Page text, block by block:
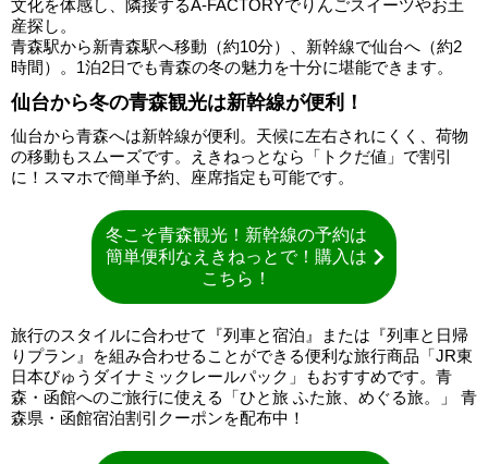
文化を体感し、隣接するA-FACTORYでりんごスイーツやお土
産探し。
青森駅から新青森駅へ移動（約10分）、新幹線で仙台へ（約2
時間）。1泊2日でも青森の冬の魅力を十分に堪能できます。
仙台から冬の青森観光は新幹線が便利！
仙台から青森へは新幹線が便利。天候に左右されにくく、荷物
の移動もスムーズです。えきねっとなら「トクだ値」で割引
に！スマホで簡単予約、座席指定も可能です。
冬こそ青森観光！新幹線の予約は
簡単便利なえきねっとで！購入は
こちら！
旅行のスタイルに合わせて『列車と宿泊』または『列車と日帰
りプラン』を組み合わせることができる便利な旅行商品「JR東
日本びゅうダイナミックレールパック」もおすすめです。青
森・函館へのご旅行に使える「ひと旅 ふた旅、めぐる旅。」 青
森県・函館宿泊割引クーポンを配布中！